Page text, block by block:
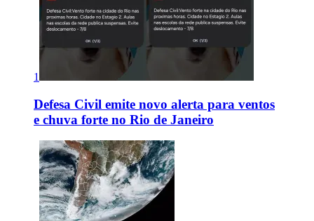
1
Defesa Civil emite novo alerta para ventos
e chuva forte no Rio de Janeiro